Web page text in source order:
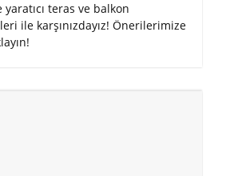
teras ve balkon
ile karşınızdayız! Önerilerimize